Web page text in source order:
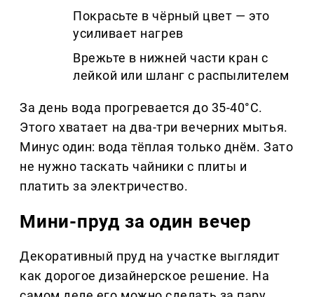
Покрасьте в чёрный цвет — это
усиливает нагрев
Врежьте в нижней части кран с
лейкой или шланг с распылителем
За день вода прогревается до 35-40°C.
Этого хватает на два-три вечерних мытья.
Минус один: вода тёплая только днём. Зато
не нужно таскать чайники с плиты и
платить за электричество.
Мини-пруд за один вечер
Декоративный пруд на участке выглядит
как дорогое дизайнерское решение. На